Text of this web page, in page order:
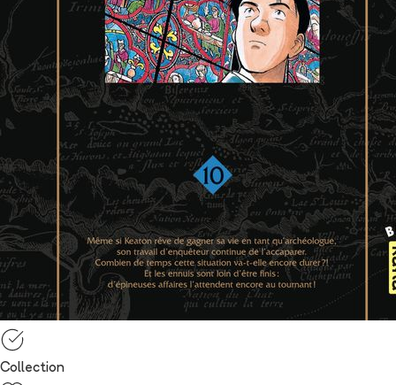
Collection